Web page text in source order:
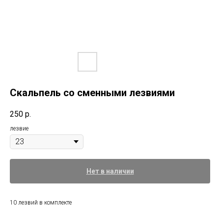
Скальпель со сменными лезвиями
250 р.
лезвие
Нет в наличии
10 лезвий в комплекте